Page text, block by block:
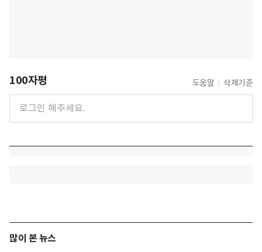
100자평 도움말 삭제기준
많이 본 뉴스